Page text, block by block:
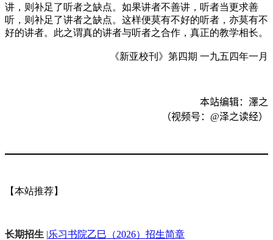
讲，则补足了听者之缺点。如果讲者不善讲，听者当更求善
听，则补足了讲者之缺点。这样便莫有不好的听者，亦莫有不
好的讲者。此之谓真的讲者与听者之合作，真正的教学相长。
《新亚校刊》第四期 一九五四年一月
本站编辑：澤之
（视频号： @泽之读经）
【本站推荐】
长期招生 |乐习书院乙巳（2026）招生简章